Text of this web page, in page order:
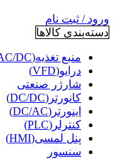
ورود / ثبت نام
دسته‌بندی کالاها
منبع تغذیه(AC/DC)
درایو(VFD)
شارژر صنعتی
کانورتر(DC/DC)
اینورتر(DC/AC)
کنترلر(PLC)
پنل لمسی(HMI)
سنسور